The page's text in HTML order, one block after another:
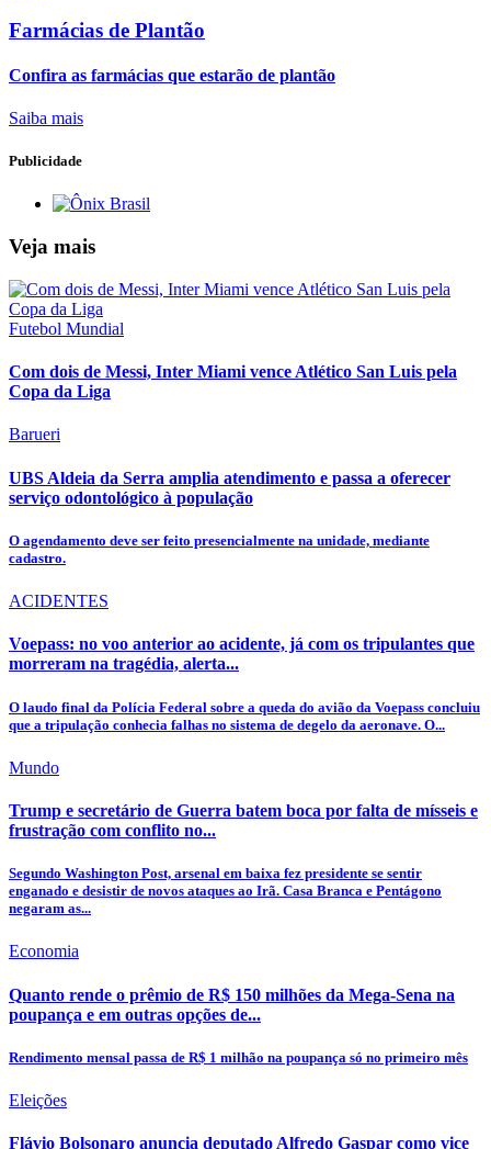
Farmácias de Plantão
Confira as farmácias que estarão de plantão
Saiba mais
Publicidade
Veja mais
Futebol Mundial
Com dois de Messi, Inter Miami vence Atlético San Luis pela
Copa da Liga
Barueri
UBS Aldeia da Serra amplia atendimento e passa a oferecer
serviço odontológico à população
O agendamento deve ser feito presencialmente na unidade, mediante
cadastro.
ACIDENTES
Voepass: no voo anterior ao acidente, já com os tripulantes que
morreram na tragédia, alerta...
O laudo final da Polícia Federal sobre a queda do avião da Voepass concluiu
que a tripulação conhecia falhas no sistema de degelo da aeronave. O...
Mundo
Trump e secretário de Guerra batem boca por falta de mísseis e
frustração com conflito no...
Segundo Washington Post, arsenal em baixa fez presidente se sentir
enganado e desistir de novos ataques ao Irã. Casa Branca e Pentágono
negaram as...
Economia
Quanto rende o prêmio de R$ 150 milhões da Mega-Sena na
poupança e em outras opções de...
Rendimento mensal passa de R$ 1 milhão na poupança só no primeiro mês
Eleições
Flávio Bolsonaro anuncia deputado Alfredo Gaspar como vice